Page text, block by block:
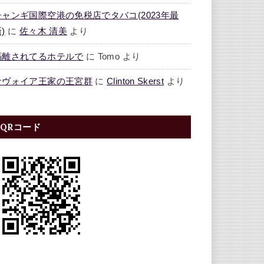
ャンギ国際空港の免税店でタバコ(2023年最
に 佐々木 清美 より
離されてるホテルで に Tomo より
ヴォイア王家の王宮群 にClinton Skerst より
QRコード